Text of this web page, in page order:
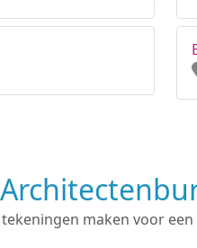
maken voor